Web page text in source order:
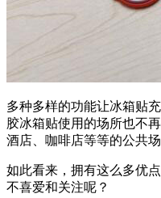
多种多样的功能让冰箱贴
胶冰箱贴使用的场所也不
酒店、咖啡店等等的公共
如此看来，拥有这么多优
不喜爱和关注呢？